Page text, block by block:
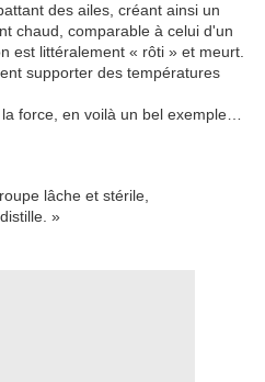
des ailes, créant ainsi un
chaud, comparable à celui d'un
est littéralement « rôti » et meurt.
supporter des températures
force, en voilà un bel exemple…
lâche et stérile,
»